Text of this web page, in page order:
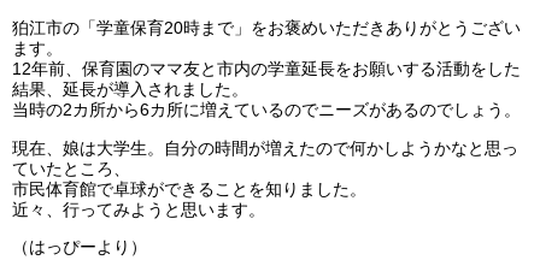
狛江市の「学童保育20時まで」をお褒めいただきありがとうござい
ます。
12年前、保育園のママ友と市内の学童延長をお願いする活動をした
結果、延長が導入されました。
当時の2カ所から6カ所に増えているのでニーズがあるのでしょう。
現在、娘は大学生。自分の時間が増えたので何かしようかなと思っ
ていたところ、
市民体育館で卓球ができることを知りました。
近々、行ってみようと思います。
（はっぴーより）